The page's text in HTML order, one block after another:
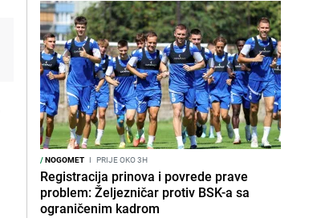
/NOGOMET I PRIJE OKO 3H
Registracija prinova i povrede prave
problem: Željezničar protiv BSK-a sa
ograničenim kadrom